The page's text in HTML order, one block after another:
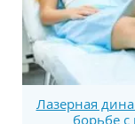
Лазерная
борьбе